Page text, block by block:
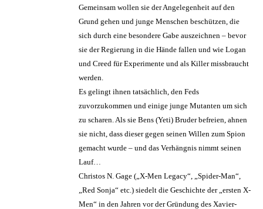
Gemeinsam wollen sie der Angelegenheit auf den
Grund gehen und junge Menschen beschützen, die
sich durch eine besondere Gabe auszeichnen – bevor
sie der Regierung in die Hände fallen und wie Logan
und Creed für Experimente und als Killer missbraucht
werden.
Es gelingt ihnen tatsächlich, den Feds
zuvorzukommen und einige junge Mutanten um sich
zu scharen. Als sie Bens (Yeti) Bruder befreien, ahnen
sie nicht, dass dieser gegen seinen Willen zum Spion
gemacht wurde – und das Verhängnis nimmt seinen
Lauf…
Christos N. Gage („X-Men Legacy“, „Spider-Man“,
„Red Sonja“ etc.) siedelt die Geschichte der „ersten X-
Men“ in den Jahren vor der Gründung des Xavier-